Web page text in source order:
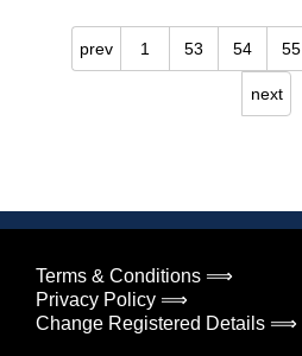
prev 1 53 54 55
next
Terms & Conditions ⟹
Privacy Policy ⟹
Change Registered Details ⟹